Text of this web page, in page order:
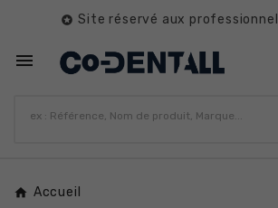
 Site réservé aux

Accueil